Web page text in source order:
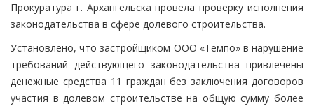
Прокуратура г. Архангельска провела проверку исполнения
законодательства в сфере долевого строительства.
Установлено, что застройщиком ООО «Темпо» в нарушение
требований действующего законодательства привлечены
денежные средства 11 граждан без заключения договоров
участия в долевом строительстве на общую сумму более